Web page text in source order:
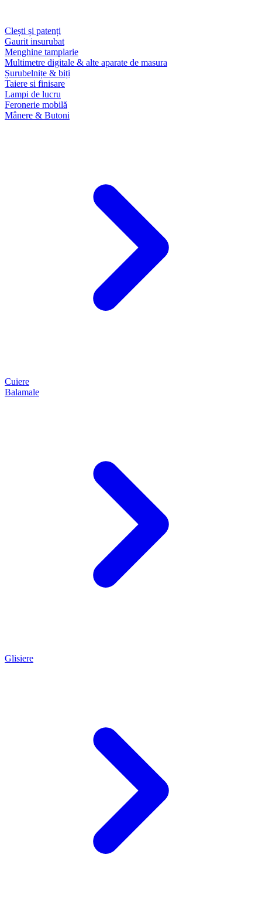
Clești și patenți
Gaurit insurubat
Menghine tamplarie
Multimetre digitale & alte aparate de masura
Șurubelnițe & biți
Taiere si finisare
Lampi de lucru
Feronerie mobilă
Mânere & Butoni
Cuiere
Balamale
Glisiere